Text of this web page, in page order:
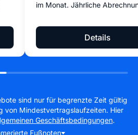
im Monat. Jährliche
Details
sind nur für begrenzte Zeit gültig
von Mindestvertragslaufzeiten. Hier
Geschäftsbedingungen.
Fußnoten